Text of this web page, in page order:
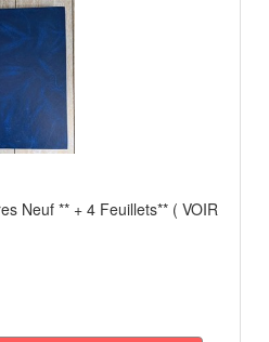
Neuf ** + 4 Feuillets** ( VOIR